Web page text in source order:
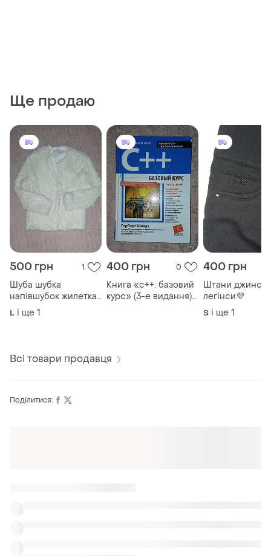
Ще продаю
500 грн 1
Шуба шубка
напівшубок жилетка
хутряна💜
L і ще 1
400 грн 0
Книга «c++: базовий
курс» (3-е видання)
400 грн
Штани джинси
легінси💜
S і ще 1
Всі товари продавця
Поділитися: